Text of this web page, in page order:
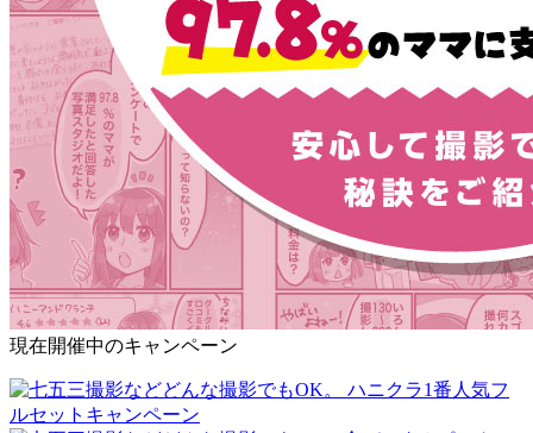
現在開催中のキャンペーン